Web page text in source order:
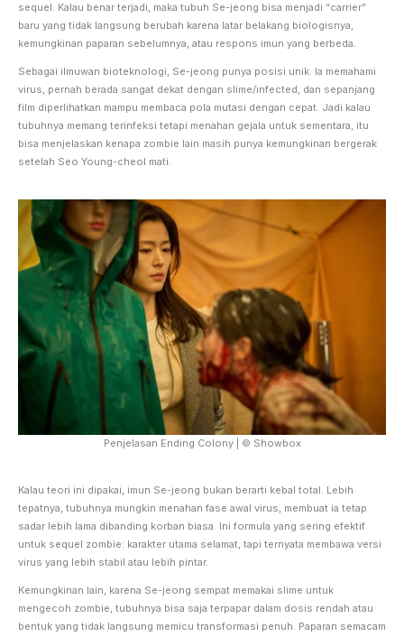
sequel. Kalau benar terjadi, maka tubuh Se-jeong bisa menjadi “carrier”
baru yang tidak langsung berubah karena latar belakang biologisnya,
kemungkinan paparan sebelumnya, atau respons imun yang berbeda.
Sebagai ilmuwan bioteknologi, Se-jeong punya posisi unik. Ia memahami
virus, pernah berada sangat dekat dengan slime/infected, dan sepanjang
film diperlihatkan mampu membaca pola mutasi dengan cepat. Jadi kalau
tubuhnya memang terinfeksi tetapi menahan gejala untuk sementara, itu
bisa menjelaskan kenapa zombie lain masih punya kemungkinan bergerak
setelah Seo Young-cheol mati.
Penjelasan Ending Colony | © Showbox
Kalau teori ini dipakai, imun Se-jeong bukan berarti kebal total. Lebih
tepatnya, tubuhnya mungkin menahan fase awal virus, membuat ia tetap
sadar lebih lama dibanding korban biasa. Ini formula yang sering efektif
untuk sequel zombie: karakter utama selamat, tapi ternyata membawa versi
virus yang lebih stabil atau lebih pintar.
Kemungkinan lain, karena Se-jeong sempat memakai slime untuk
mengecoh zombie, tubuhnya bisa saja terpapar dalam dosis rendah atau
bentuk yang tidak langsung memicu transformasi penuh. Paparan semacam